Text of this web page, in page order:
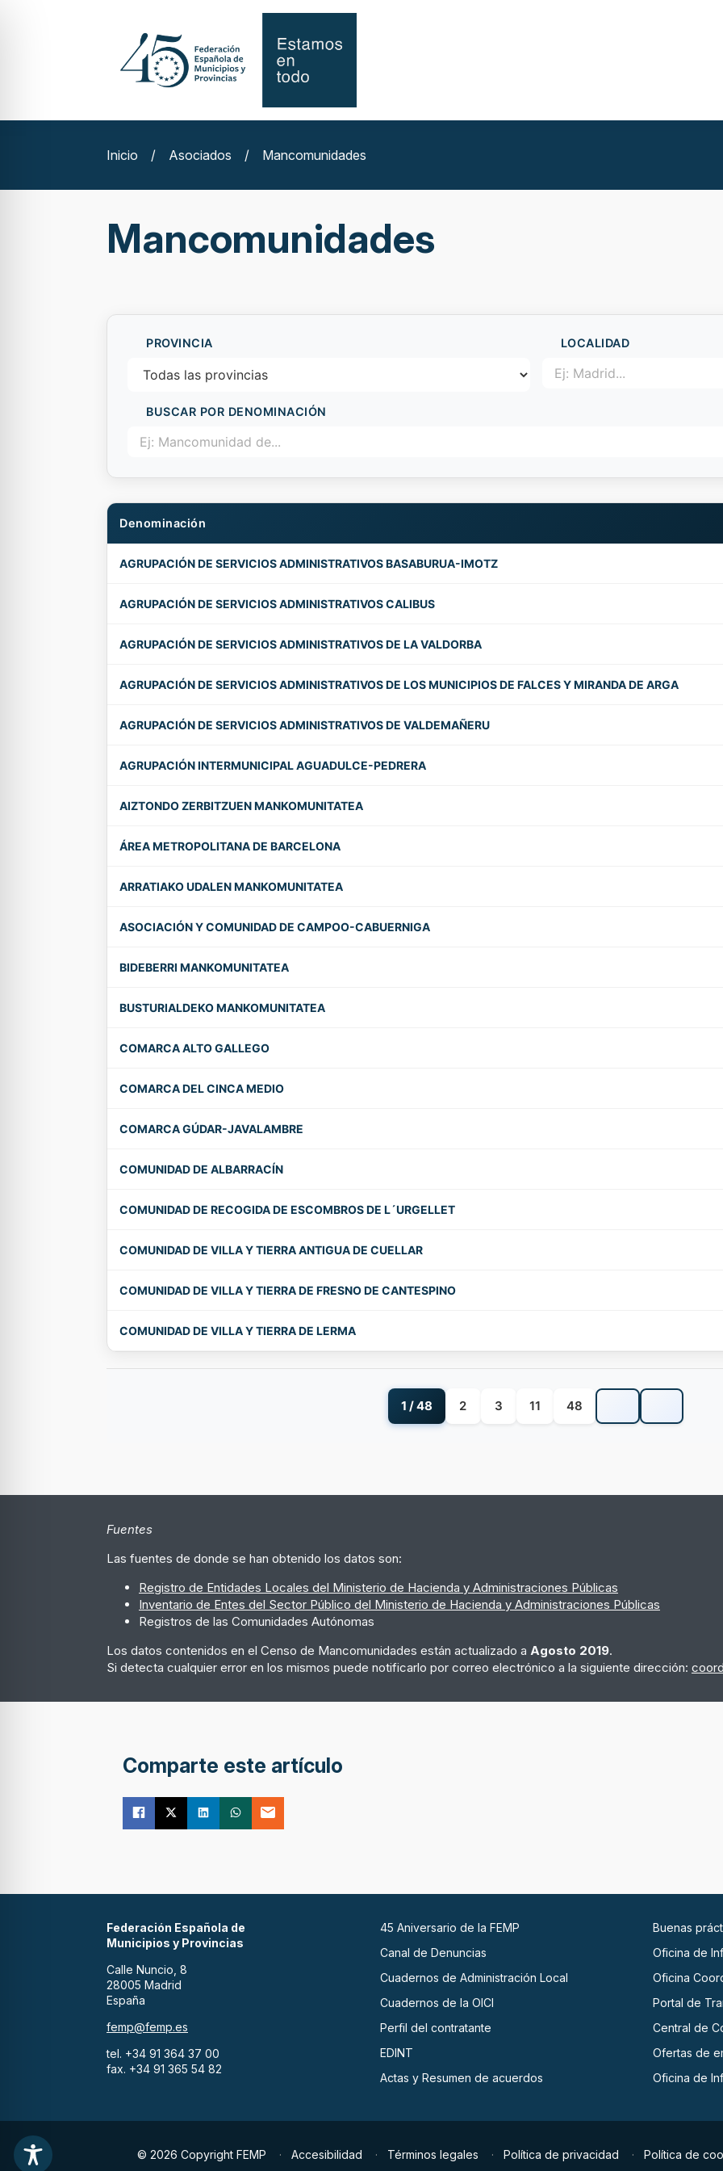
Inicio / Asociados / Mancomunidades
Mancomunidades
PROVINCIA LOCALIDAD
BUSCAR POR DENOMINACIÓN
Denominación
AGRUPACIÓN DE SERVICIOS ADMINISTRATIVOS BASABURUA-IMOTZ
AGRUPACIÓN DE SERVICIOS ADMINISTRATIVOS CALIBUS
AGRUPACIÓN DE SERVICIOS ADMINISTRATIVOS DE LA VALDORBA
AGRUPACIÓN DE SERVICIOS ADMINISTRATIVOS DE LOS MUNICIPIOS DE FALCES Y MIRANDA DE ARGA
AGRUPACIÓN DE SERVICIOS ADMINISTRATIVOS DE VALDEMAÑERU
AGRUPACIÓN INTERMUNICIPAL AGUADULCE-PEDRERA
AIZTONDO ZERBITZUEN MANKOMUNITATEA
ÁREA METROPOLITANA DE BARCELONA
ARRATIAKO UDALEN MANKOMUNITATEA
ASOCIACIÓN Y COMUNIDAD DE CAMPOO-CABUERNIGA
BIDEBERRI MANKOMUNITATEA
BUSTURIALDEKO MANKOMUNITATEA
COMARCA ALTO GALLEGO
COMARCA DEL CINCA MEDIO
COMARCA GÚDAR-JAVALAMBRE
COMUNIDAD DE ALBARRACÍN
COMUNIDAD DE RECOGIDA DE ESCOMBROS DE L´URGELLET
COMUNIDAD DE VILLA Y TIERRA ANTIGUA DE CUELLAR
COMUNIDAD DE VILLA Y TIERRA DE FRESNO DE CANTESPINO
COMUNIDAD DE VILLA Y TIERRA DE LERMA
1 / 48 2 3 11 48
Fuentes
Las fuentes de donde se han obtenido los datos son:
Registro de Entidades Locales del Ministerio de Hacienda y Administraciones Públicas
Inventario de Entes del Sector Público del Ministerio de Hacienda y Administraciones Públicas
Registros de las Comunidades Autónomas
Los datos contenidos en el Censo de Mancomunidades están actualizado a Agosto 2019.
Si detecta cualquier error en los mismos puede notificarlo por correo electrónico a la siguiente dirección:
Comparte este artículo
Federación Española de
Municipios y Provincias
Calle Nuncio, 8
28005 Madrid
España
femp@femp.es
tel. +34 91 364 37 00
fax. +34 91 365 54 82
45 Aniversario de la FEMP
Canal de Denuncias
Cuadernos de Administración Local
Cuadernos de la OICI
Perfil del contratante
EDINT
Actas y Resumen de acuerdos
Buenas
Oficina de
Oficina
Portal de
Central de
Ofertas de
Oficina de
© 2026 Copyright FEMP Accesibilidad Términos legales Política de privacidad Política de